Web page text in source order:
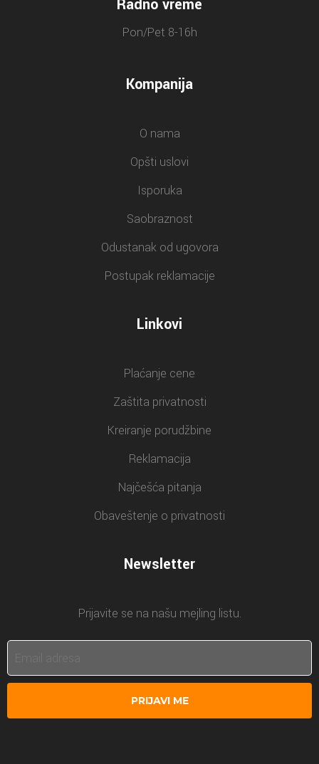
Radno vreme
Pon/Pet 8-16h
Kompanija
O nama
Opšti uslovi
Isporuka
Saobraznost
Odustanak od ugovora
Postupak reklamacije
Linkovi
Plaćanje cene
Zaštita privatnosti
Kreiranje porudžbine
Reklamacija
Najčešća pitanja
Obaveštenje o privatnosti
Newsletter
Prijavite se na našu mejling listu.
PRIJAVI ME